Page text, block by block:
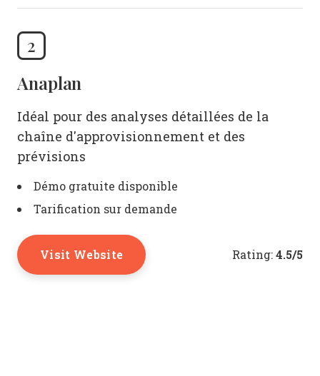
2
Anaplan
Idéal pour des analyses détaillées de la
chaîne d'approvisionnement et des
prévisions
Démo gratuite disponible
Tarification sur demande
Visit Website Rating:4.5/5